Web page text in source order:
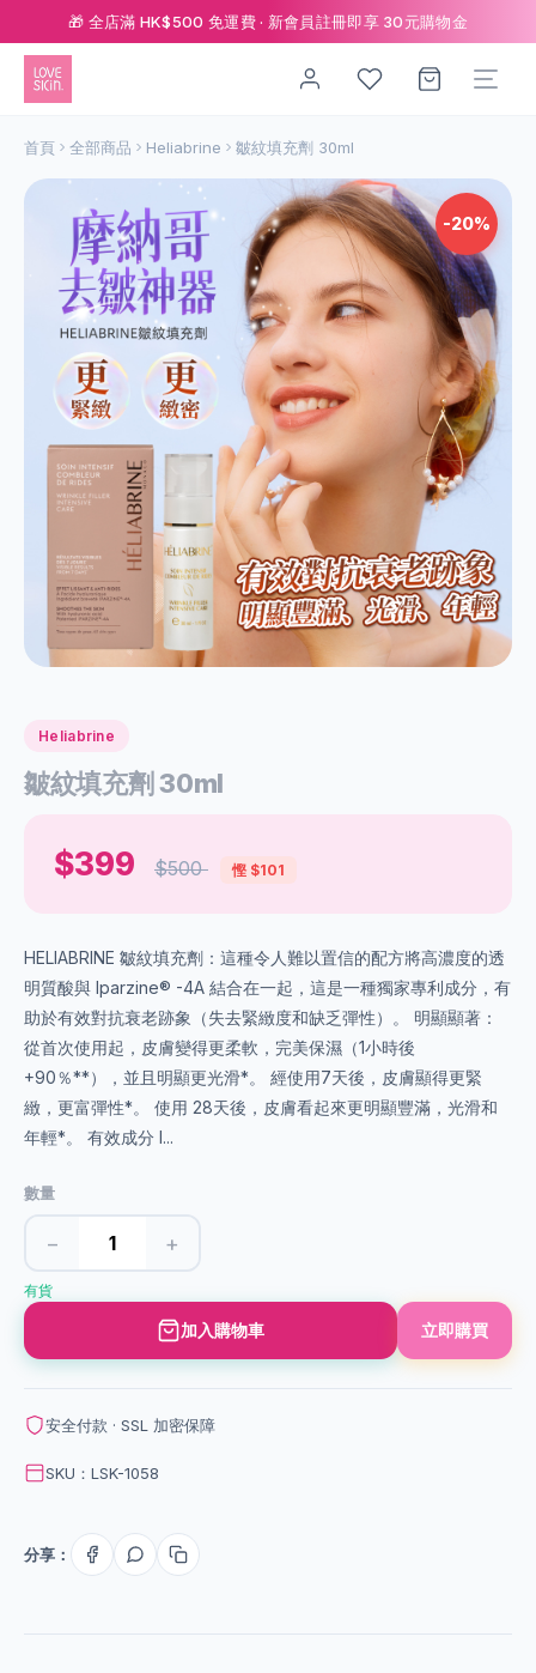
🎁 全店滿 HK$500 免運費 · 新會員註冊即享 30元購物金
首頁 全部商品 Heliabrine 皺紋填充劑 30ml
-20%
Heliabrine
皺紋填充劑 30ml
$399 $500 慳 $101
HELIABRINE 皺紋填充劑：這種令人難以置信的配方將高濃度的透
明質酸與 Iparzine® -4A 結合在一起，這是一種獨家專利成分，有
助於有效對抗衰老跡象（失去緊緻度和缺乏彈性）。 明顯顯著：
從首次使用起，皮膚變得更柔軟，完美保濕（1小時後
+90％**），並且明顯更光滑*。 經使用7天後，皮膚顯得更緊
緻，更富彈性*。 使用 28天後，皮膚看起來更明顯豐滿，光滑和
年輕*。 有效成分 I...
數量
− +
有貨
加入購物車 立即購買
安全付款 · SSL 加密保障
SKU：LSK-1058
分享：